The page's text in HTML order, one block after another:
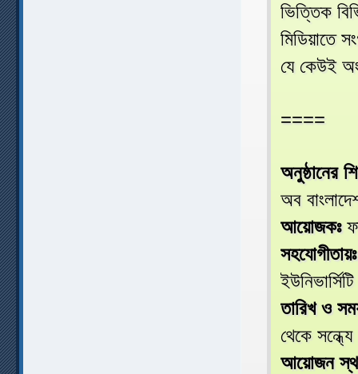
ভিত্তিক
মিডিয়াতে
যে কেউই
====
অনুষ্ঠানের
অব
আয়োজকঃ
সহযোগীতায়ঃ
তারিখ ও
থেকে
আয়োজন